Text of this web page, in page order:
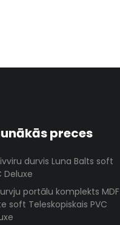
preces
durvis Luna Balts soft
Deluxe
portālu komplekts MDF
soft Teleskopiskais PVC